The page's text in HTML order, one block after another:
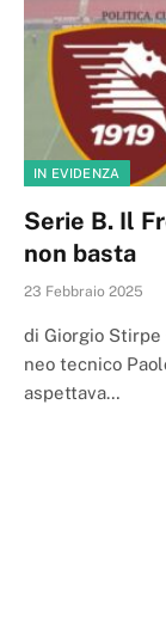
IN EVIDENZA
Serie B. Il
non basta
23 Febbraio 2025
di Giorgio Stirpe
neo tecnico
aspettava…